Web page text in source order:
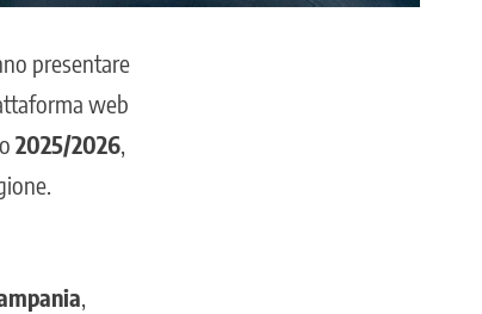
presentare
web
2025/2026
,